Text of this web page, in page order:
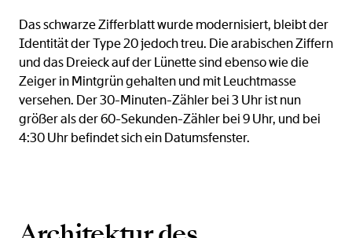
Das schwarze Zifferblatt wurde modernisiert, bleibt der
Identität der Type 20 jedoch treu. Die arabischen Ziffern
und das Dreieck auf der Lünette sind ebenso wie die
Zeiger in Mintgrün gehalten und mit Leuchtmasse
versehen. Der 30-Minuten-Zähler bei 3 Uhr ist nun
größer als der 60-Sekunden-Zähler bei 9 Uhr, und bei
4:30 Uhr befindet sich ein Datumsfenster.